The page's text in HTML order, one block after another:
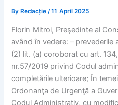
By Redacție/11 April 2025
Florin Mitroi, Preşedinte al
având în vedere: – prevederile
(2) lit. (a) coroborat cu art.
nr.57/2019 privind Codul
completările ulterioare; În
Ordonanţa de Urgenţă a
Codul Administrativ, cu